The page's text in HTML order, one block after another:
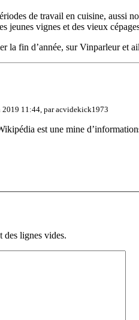
de travail en cuisine, aussi
jeunes vignes et des vieux
la fin d’année, sur Vinparleur et
2019 11:44, paracvidekick1973
est une mine
des lignes vides.